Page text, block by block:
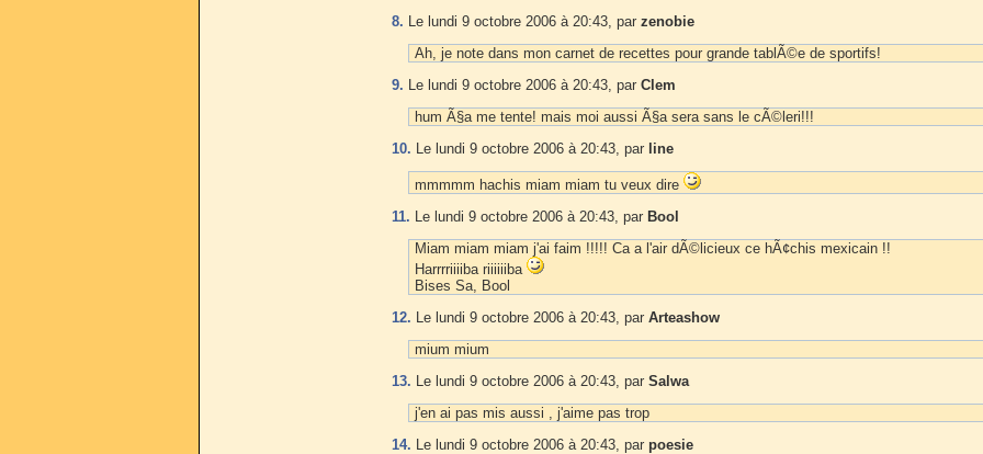
8. Le lundi 9 octobre 2006 à 20:43, par zenobie
Ah, je note dans mon carnet de recettes pour grande tablÃ©e de sportifs!
9. Le lundi 9 octobre 2006 à 20:43, par Clem
hum Ã§a me tente! mais moi aussi Ã§a sera sans le cÃ©leri!!!
10. Le lundi 9 octobre 2006 à 20:43, par line
mmmmm hachis miam miam tu veux dire
11. Le lundi 9 octobre 2006 à 20:43, par Bool
Miam miam miam j'ai faim !!!!! Ca a l'air dÃ©licieux ce hÃ¢chis mexicain !!
Harrrriiiiba riiiiiiba
Bises Sa, Bool
12. Le lundi 9 octobre 2006 à 20:43, par Arteashow
mium mium
13. Le lundi 9 octobre 2006 à 20:43, par Salwa
j'en ai pas mis aussi , j'aime pas trop
14. Le lundi 9 octobre 2006 à 20:43, par poesie